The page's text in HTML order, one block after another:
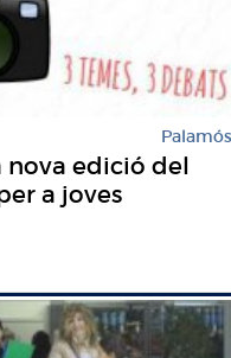
Palamós
nova edició del
a joves